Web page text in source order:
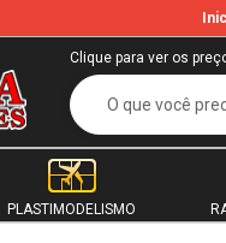
Clique para ver os
PLASTIMODELISMO